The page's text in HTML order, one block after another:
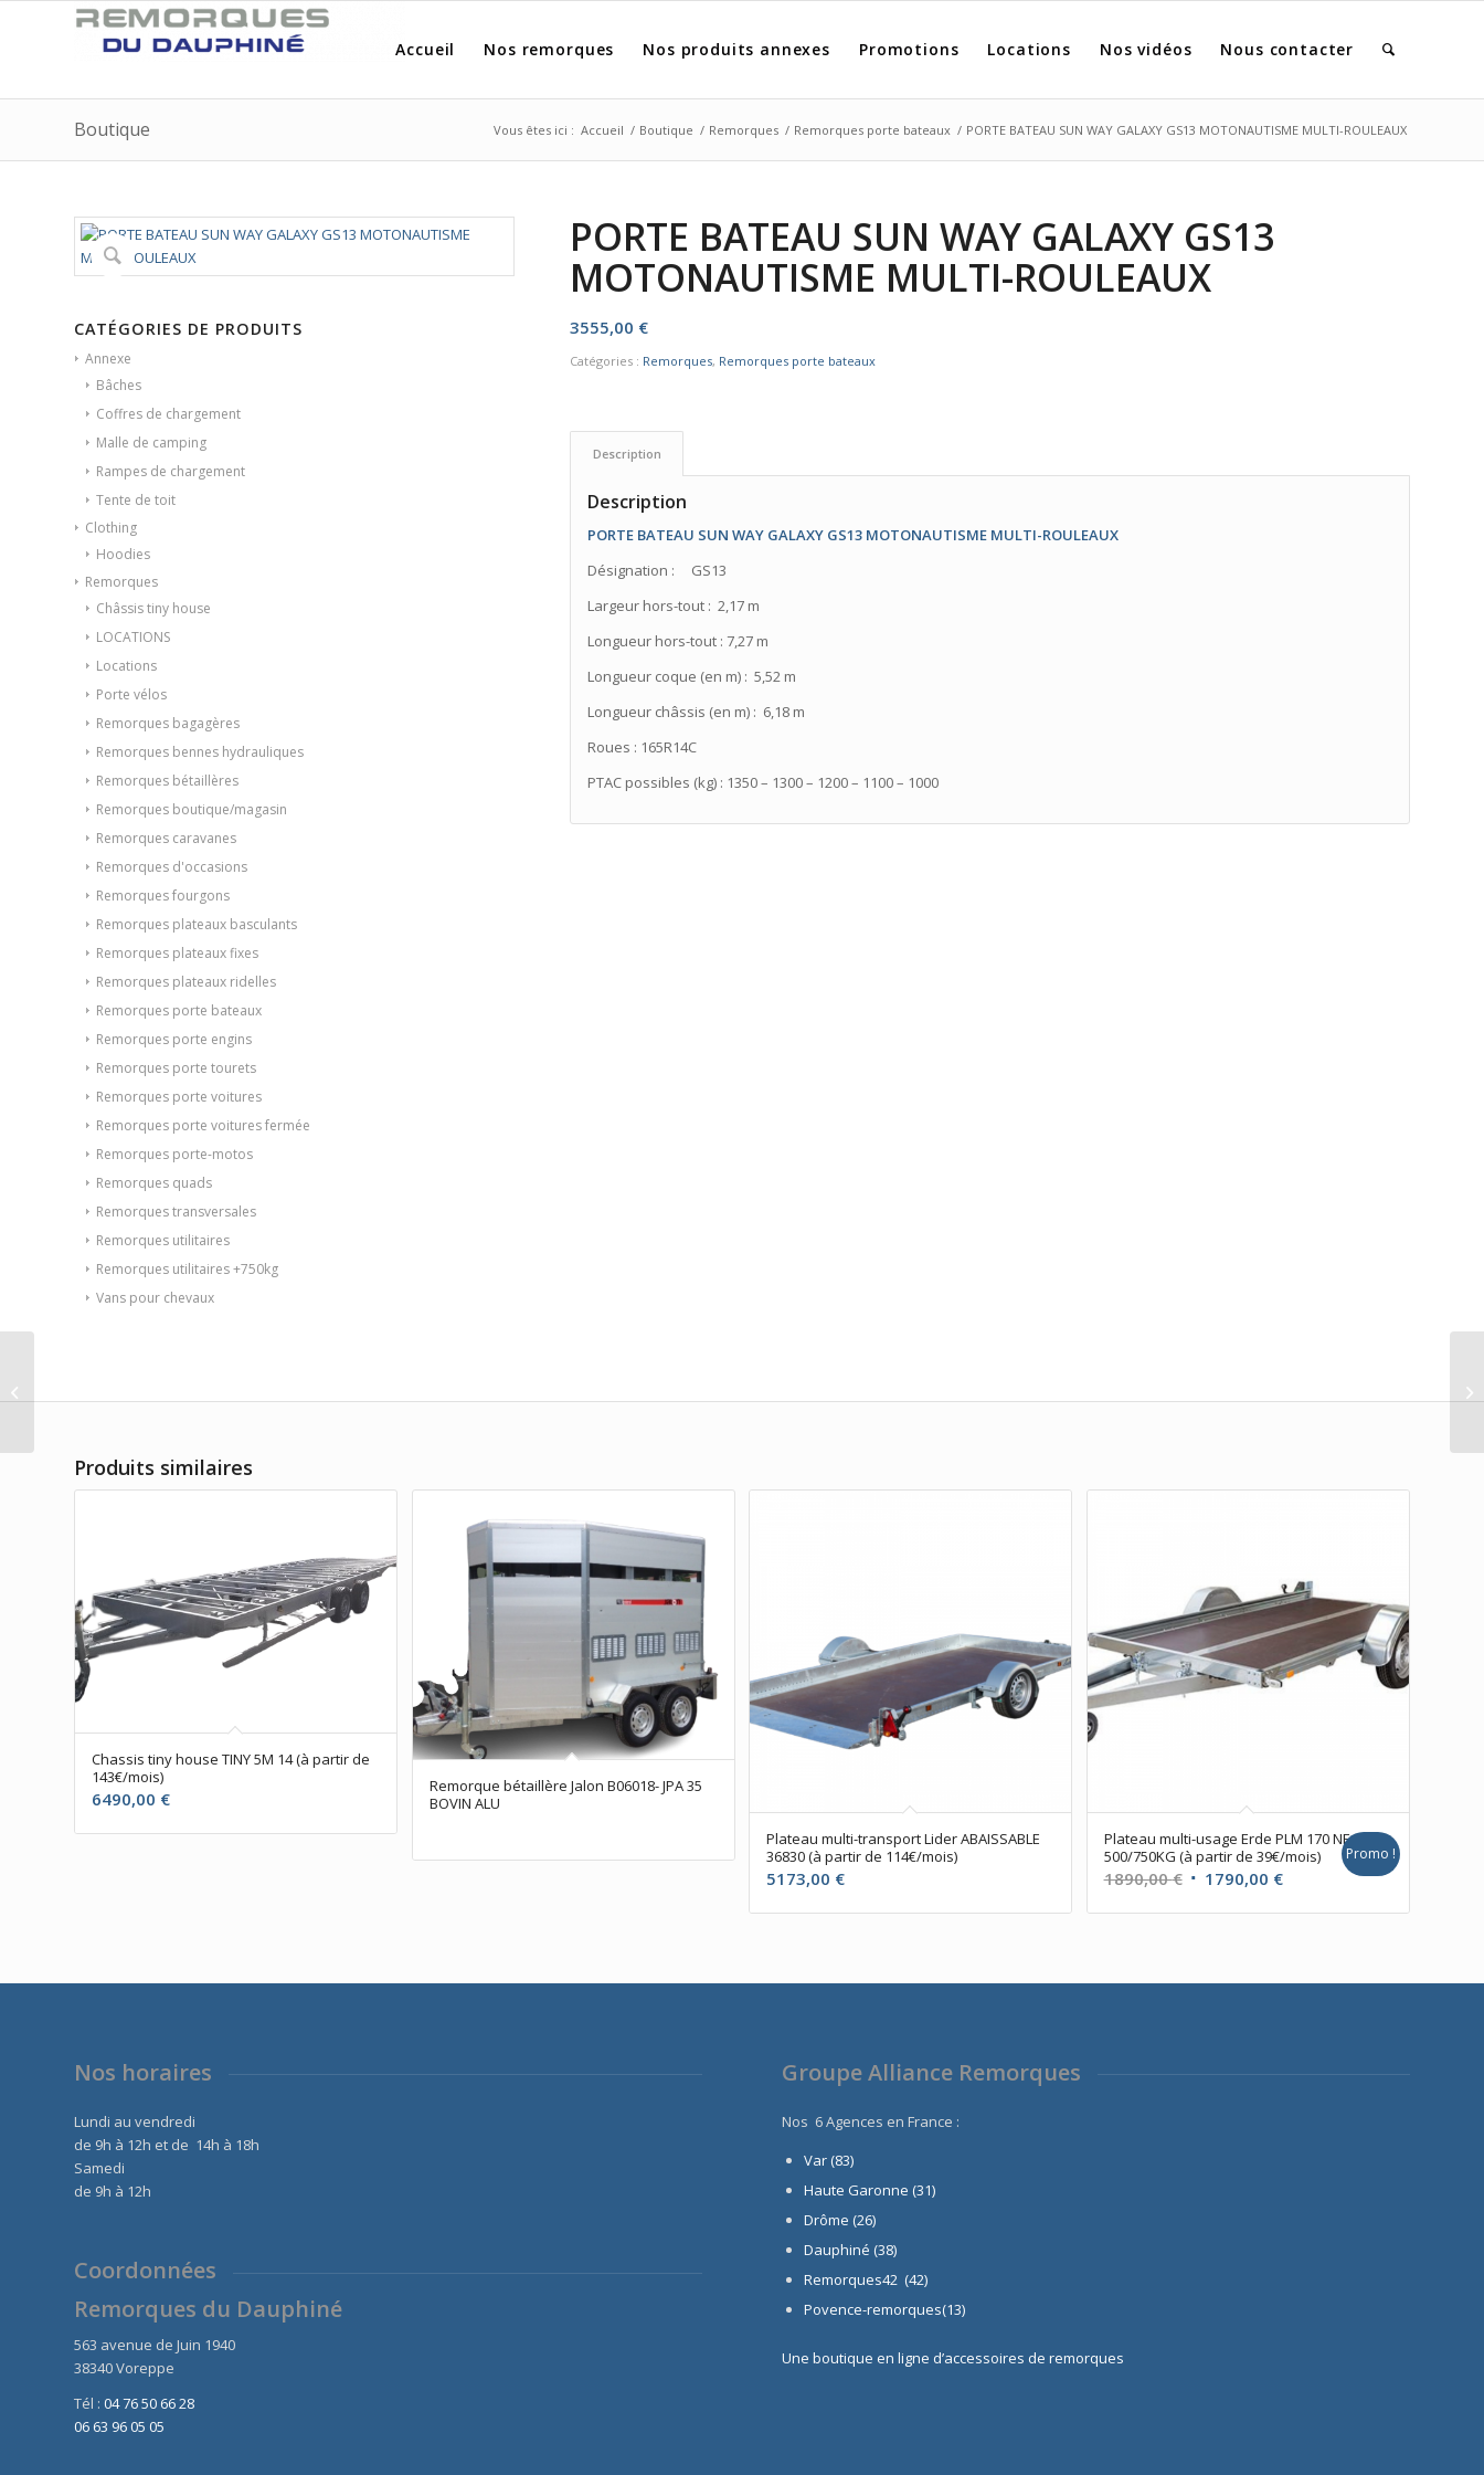
Accueil Nos remorques Nos produits annexes Promotions Locations Nos vidéos Nous contacter
Boutique Vous êtes ici : Accueil / Boutique / Remorques / Remorques porte bateaux / PORTE BATEAU SUN WAY GALAXY GS13 MOTONAUTISME MULTI-ROULEAUX
CATÉGORIES DE PRODUITS
Annexe
Bâches
Coffres de chargement
Malle de camping
Rampes de chargement
Tente de toit
Clothing
Hoodies
Remorques
Châssis tiny house
LOCATIONS
Locations
Porte vélos
Remorques bagagères
Remorques bennes hydrauliques
Remorques bétaillères
Remorques boutique/magasin
Remorques caravanes
Remorques d'occasions
Remorques fourgons
Remorques plateaux basculants
Remorques plateaux fixes
Remorques plateaux ridelles
Remorques porte bateaux
Remorques porte engins
Remorques porte tourets
Remorques porte voitures
Remorques porte voitures fermée
Remorques porte-motos
Remorques quads
Remorques transversales
Remorques utilitaires
Remorques utilitaires +750kg
Vans pour chevaux
PORTE BATEAU SUN WAY GALAXY GS13
MOTONAUTISME MULTI-ROULEAUX
3555,00 €
Catégories : Remorques, Remorques porte bateaux
Description
Description
PORTE BATEAU SUN WAY GALAXY GS13 MOTONAUTISME MULTI-ROULEAUX
Désignation : GS13
Largeur hors-tout : 2,17 m
Longueur hors-tout : 7,27 m
Longueur coque (en m) : 5,52 m
Longueur châssis (en m) : 6,18 m
Roues : 165R14C
PTAC possibles (kg) : 1350 – 1300 – 1200 – 1100 – 1000
Produits similaires
Chassis tiny house TINY 5M 14 (à partir de
143€/mois)
6490,00 €
Remorque bétaillère Jalon B06018- JPA 35
BOVIN ALU
Plateau multi-transport Lider ABAISSABLE
36830 (à partir de 114€/mois)
5173,00 €
Plateau multi-usage Erde PLM 170 NF
500/750KG (à partir de 39€/mois)
1890,00€ Le
1890,00 €.
1790,00 €Le
1790,00 €.
Promo !
Nos horaires
Lundi au vendredi
de 9h à 12h et de 14h à 18h
Samedi
de 9h à 12h
Coordonnées
Remorques du Dauphiné
563 avenue de Juin 1940
38340 Voreppe
Tél : 04 76 50 66 28
06 63 96 05 05
Groupe Alliance Remorques
Nos 6 Agences en France :
Var (83)
Haute Garonne (31)
Drôme (26)
Dauphiné (38)
Remorques42 (42)
Povence-remorques(13)
Une boutique en ligne d’accessoires de remorques